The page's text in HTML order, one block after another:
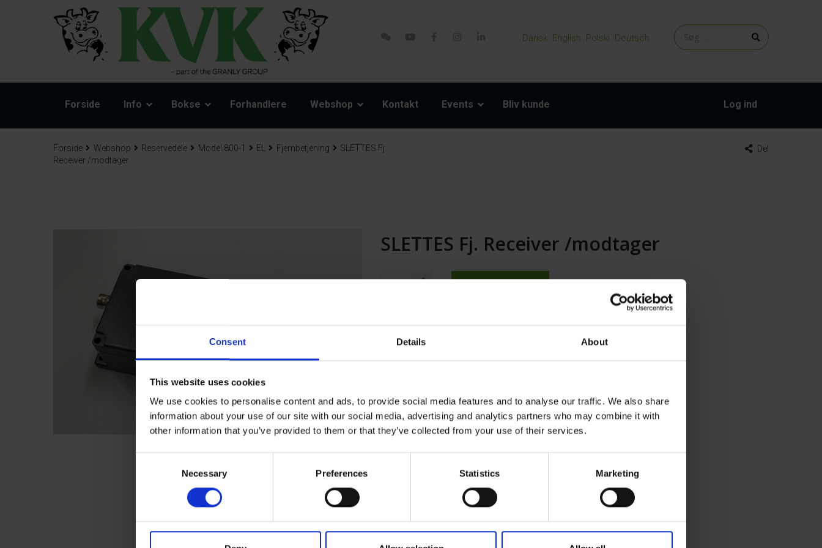
Consent Details About
This website uses cookies
We use cookies to personalise content and ads, to provide social media features and to analyse our traffic. We also share
information about your use of our site with our social media, advertising and analytics partners who may combine it with
other information that you’ve provided to them or that they’ve collected from your use of their services.
Necessary Preferences Statistics Marketing
Dansk English Polski Deutsch
Forside Info Bokse Forhandlere Webshop Kontakt Events Bliv kunde Log ind
Forside Webshop Reservedele Model 800-1 EL Fjernbetjening
SLETTES Fj.
Receiver /modtager
Del
SLETTES Fj. Receiver /modtager